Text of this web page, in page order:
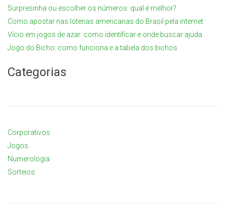
Surpresinha ou escolher os números: qual é melhor?
Como apostar nas loterias americanas do Brasil pela internet
Vício em jogos de azar: como identificar e onde buscar ajuda
Jogo do Bicho: como funciona e a tabela dos bichos
Categorias
Corporativos
Jogos
Numerologia
Sorteios